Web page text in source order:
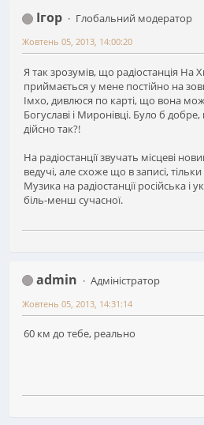
Ігор Глобальний модератор
Жовтень 05, 2013, 14:00:20
Я так зрозумів, що радіостанція На
приймається у мене постійно на
Імхо, дивлюся по карті, що вона
Богуславі і Миронівці. Було б
дійсно так?!
На радіостанції звучать місцеві
ведучі, але схоже що в записі,
Музика на радіостанції російська і
біль-менш сучасної.
admin
Адміністратор
Жовтень 05, 2013, 14:31:14
60 км до тебе, реально